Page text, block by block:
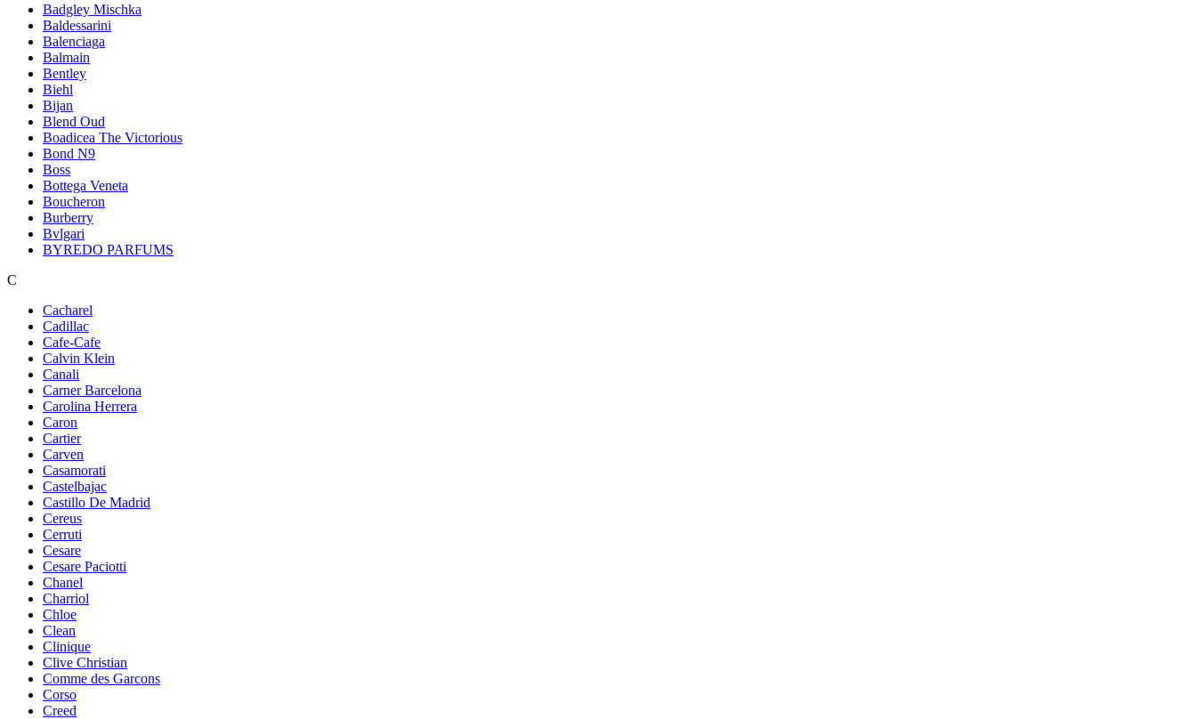
Badgley Mischka
Baldessarini
Balenciaga
Balmain
Bentley
Biehl
Bijan
Blend Oud
Boadicea The Victorious
Bond N9
Boss
Bottega Veneta
Boucheron
Burberry
Bvlgari
BYREDO PARFUMS
C
Cacharel
Cadillac
Cafe-Cafe
Calvin Klein
Canali
Carner Barcelona
Carolina Herrera
Caron
Cartier
Carven
Casamorati
Castelbajac
Castillo De Madrid
Cereus
Cerruti
Cesare
Cesare Paciotti
Chanel
Charriol
Chloe
Clean
Clinique
Clive Christian
Comme des Garcons
Corso
Creed